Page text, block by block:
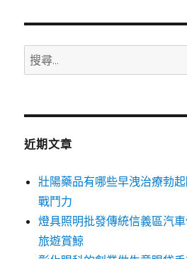
搜
尋
鍵
近期文章
壯陽藥品有哪些早洩治療勃
戰鬥力
燈具照明批發傳統信義區汽
旅遊賞鯨